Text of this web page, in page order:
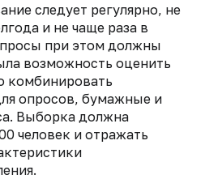
следует регулярно, не
и не чаще раза в
при этом должны
возможность оценить
комбинировать
опросов, бумажные и
Выборка должна
человек и отражать